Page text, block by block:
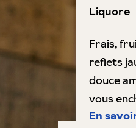
Liquore
Frais,
reflets
douce
vous
En